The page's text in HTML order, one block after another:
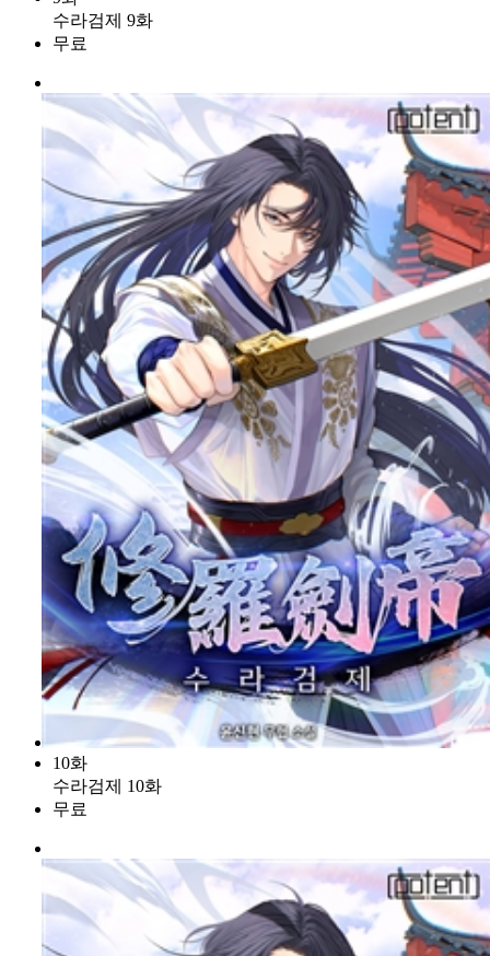
수라검제 9화
무료
10화
수라검제 10화
무료